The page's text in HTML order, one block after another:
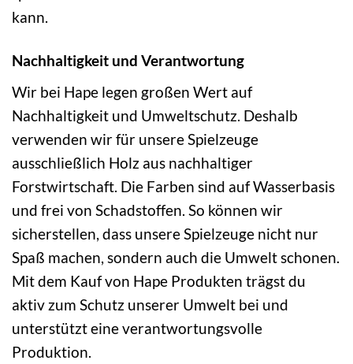
kann.
Nachhaltigkeit und Verantwortung
Wir bei Hape legen großen Wert auf
Nachhaltigkeit und Umweltschutz. Deshalb
verwenden wir für unsere Spielzeuge
ausschließlich Holz aus nachhaltiger
Forstwirtschaft. Die Farben sind auf Wasserbasis
und frei von Schadstoffen. So können wir
sicherstellen, dass unsere Spielzeuge nicht nur
Spaß machen, sondern auch die Umwelt schonen.
Mit dem Kauf von Hape Produkten trägst du
aktiv zum Schutz unserer Umwelt bei und
unterstützt eine verantwortungsvolle
Produktion.